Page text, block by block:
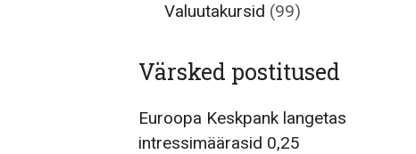
Valuutakursid (99)
Värsked postitused
Euroopa Keskpank langetas
intressimäärasid 0,25